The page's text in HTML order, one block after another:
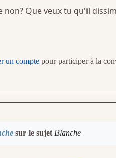
non? Que veux tu qu'il
un comptepour participer à la
sur le sujet Blanche